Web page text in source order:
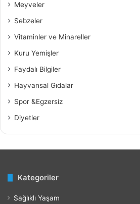
Meyveler
Sebzeler
Vitaminler ve Minareller
Kuru Yemişler
Faydalı Bilgiler
Hayvansal Gıdalar
Spor &Egzersiz
Diyetler
Kategoriler
Sağlıklı Yaşam